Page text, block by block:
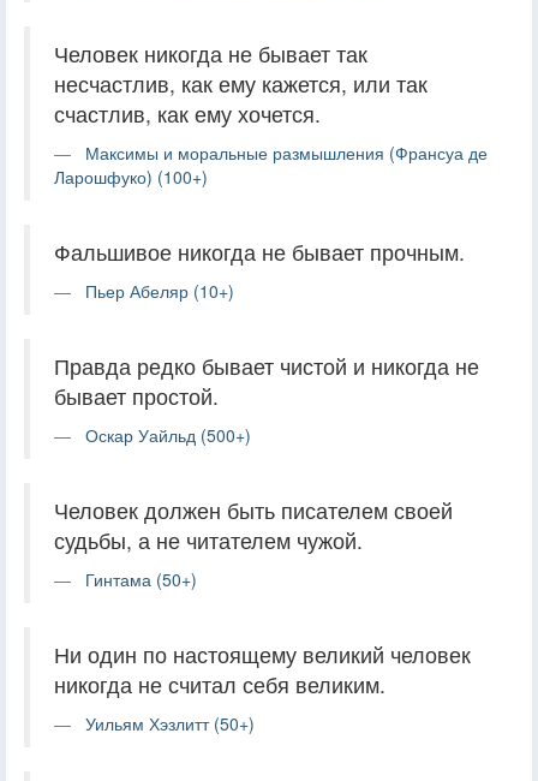
Человек никогда не бывает так
несчастлив, как ему кажется, или так
счастлив, как ему хочется.
Максимы и моральные размышления (Франсуа де
Ларошфуко) (100+)
Фальшивое никогда не бывает прочным.
Пьер Абеляр (10+)
Правда редко бывает чистой и никогда не
бывает простой.
Оскар Уайльд (500+)
Человек должен быть писателем своей
судьбы, а не читателем чужой.
Гинтама (50+)
Ни один по настоящему великий человек
никогда не считал себя великим.
Уильям Хэзлитт (50+)